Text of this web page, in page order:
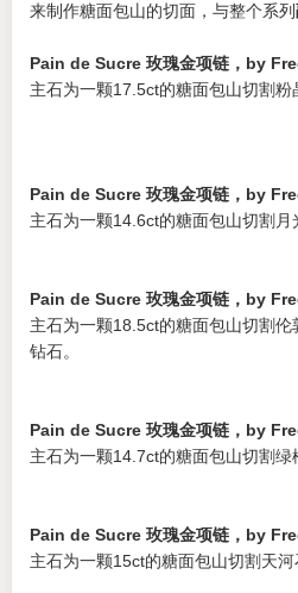
来制作糖面包山的切面，与整个系列
Pain de Sucre 玫瑰金项链，by
主石为一颗17.5ct的糖面包山切割粉
Pain de Sucre 玫瑰金项链，by
主石为一颗14.6ct的糖面包山切割月
Pain de Sucre 玫瑰金项链，by
主石为一颗18.5ct的糖面包山切割
钻石。
Pain de Sucre 玫瑰金项链，by
主石为一颗14.7ct的糖面包山切割绿
Pain de Sucre 玫瑰金项链，by
主石为一颗15ct的糖面包山切割天河